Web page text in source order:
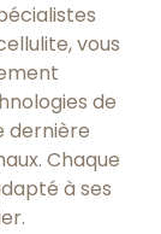
vous
de
dernière
Chaque
à ses